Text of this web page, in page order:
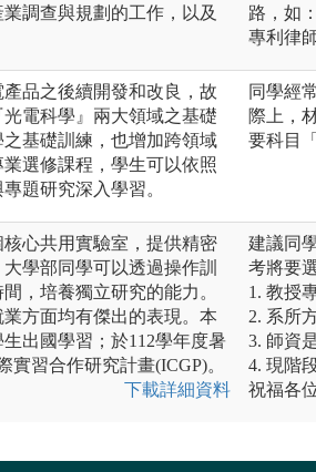
調查與規劃的工作，以及
路，如
專利律師
品之後續開發和改良，故
電科學』兩大領域之基礎
基礎訓練，也增加跨領域
選修課程，學生可以依照
題研究深入學習。
同學經
際上，
要科目
心共用實驗室，提供精密
學部同學可以透過操作訓
，培養獨立研究的能力。
方面均有傑出的表現。本
出國學習；於112學年度暑
習合作研究計畫(ICGP)。
下載詳細資料
建議同
考將要
1. 教授
2. 系所
3. 師資
4. 現階
祝福各